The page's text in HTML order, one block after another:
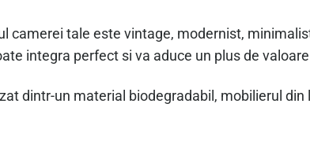
camerei tale este vintage, modernist,
integra perfect si va aduce un plus de
dintr-un material biodegradabil, mobilierul